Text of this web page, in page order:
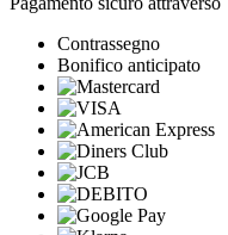
Contrassegno
Bonifico anticipato